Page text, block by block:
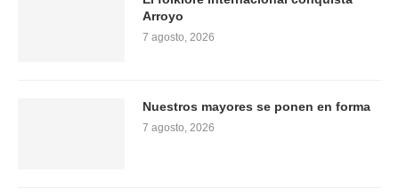
Arroyo
7 agosto, 2026
Nuestros mayores se ponen en forma
7 agosto, 2026